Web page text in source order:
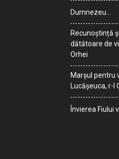
Dumnezeu…
Recunoștință
dătătoare de
Orhei
Marșul pentru
Lucășeuca, r-l
Învierea Fiului